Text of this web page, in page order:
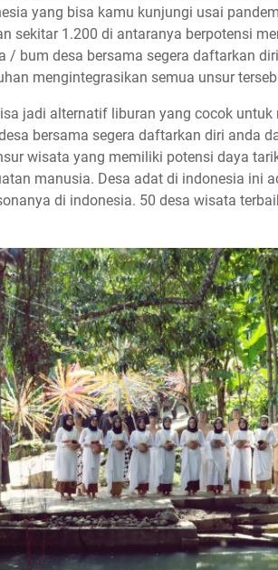
yang bisa kamu kunjungi usai
sekitar 1.200 di antaranya berpotensi
/ bum desa bersama segera daftarkan
mengintegrasikan semua unsur
jadi alternatif liburan yang cocok
bersama segera daftarkan diri anda
wisata yang memiliki potensi daya
manusia. Desa adat di indonesia ini
di indonesia. 50 desa wisata